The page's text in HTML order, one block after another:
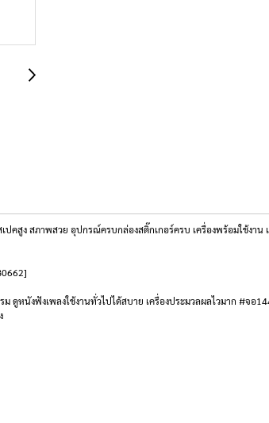
ปคสูง สภาพสวย อุปกรณ์ครบกล่องสติ๊กเกอร์ครบ เครื่องพร้อมใช้งาน
หนังฟังเพลงใช้งานทั่วไปได้สบาย เครื่องประมวลผลไวมาก #จอ